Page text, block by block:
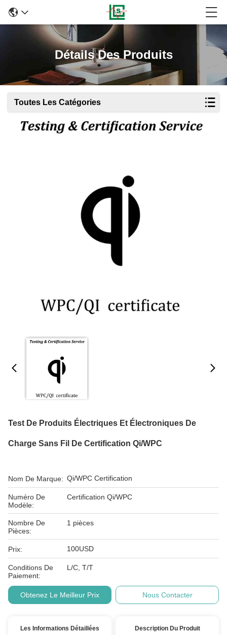
Détails Des Produits
Toutes Les Catégories
Test De Produits Électriques Et Électroniques De
Charge Sans Fil De Certification Qi/WPC
Nom De Marque: Qi/WPC Certification
Numéro De
Modèle:
Certification Qi/WPC
Nombre De
Pièces:
1 pièces
Prix: 100USD
Conditions De
Paiement:
L/C, T/T
Obtenez Le Meilleur Prix Nous Contacter
Les Informations Détaillées Description Du Produit